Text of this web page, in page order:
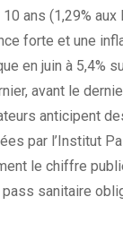
ans (1,29%
forte et une
en juin à 5,4%
avant le
anticipent
par l’Institut
le chiffre
sanitaire